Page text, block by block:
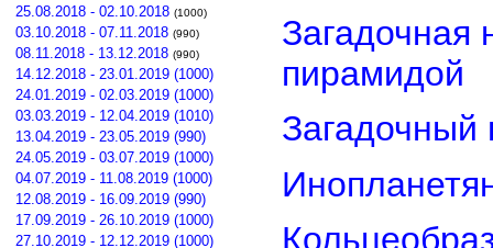
25.08.2018 - 02.10.2018 (1000)
03.10.2018 - 07.11.2018 (990)
08.11.2018 - 13.12.2018 (990)
14.12.2018 - 23.01.2019 (1000)
24.01.2019 - 02.03.2019 (1000)
03.03.2019 - 12.04.2019 (1010)
13.04.2019 - 23.05.2019 (990)
24.05.2019 - 03.07.2019 (1000)
04.07.2019 - 11.08.2019 (1000)
12.08.2019 - 16.09.2019 (990)
17.09.2019 - 26.10.2019 (1000)
27.10.2019 - 12.12.2019 (1000)
Загадочная
пирамидой